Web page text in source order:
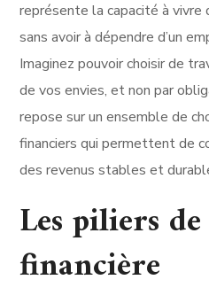
représente la capacité à vivre
sans avoir à dépendre d’un
Imaginez pouvoir choisir de
de vos envies, et non par
repose sur un ensemble de
financiers qui permettent de
des revenus stables et
Les piliers
financière